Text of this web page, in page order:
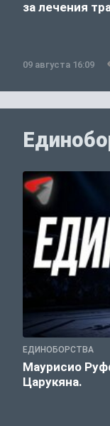
за лечения
09 августа 16:09
ЕДИНОБОРСТВА
Маурисио
Царукяна.